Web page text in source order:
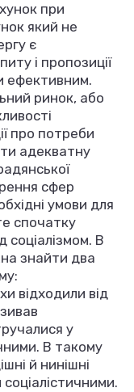
при
який не
є
і пропозиції
ефективним.
ринок, або
про потреби
адекватну
сфер
умови для
спочатку
соціалізмом. В
знайти два
відходили від
у
В такому
й нинішні